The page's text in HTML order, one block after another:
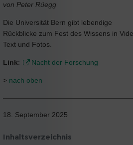
von Peter Rüegg
Die Universität Bern gibt lebendige
Rückblicke zum Fest des Wissens in
Text und Fotos.
Link: Nacht der Forschung
> nach oben
18. September 2025
Inhaltsverzeichnis